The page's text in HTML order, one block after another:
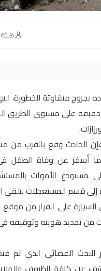
هيئة
متفاوتة الخطورة،
الحادث وقع بالقرب من
أسفر عن وفاة الطفل
إلى مستودع الأموات
إلى قسم المستعجلات لتلقي
على الفرار من موقع
من تحديد هويته وتوقيفه
القضائي الذي تم